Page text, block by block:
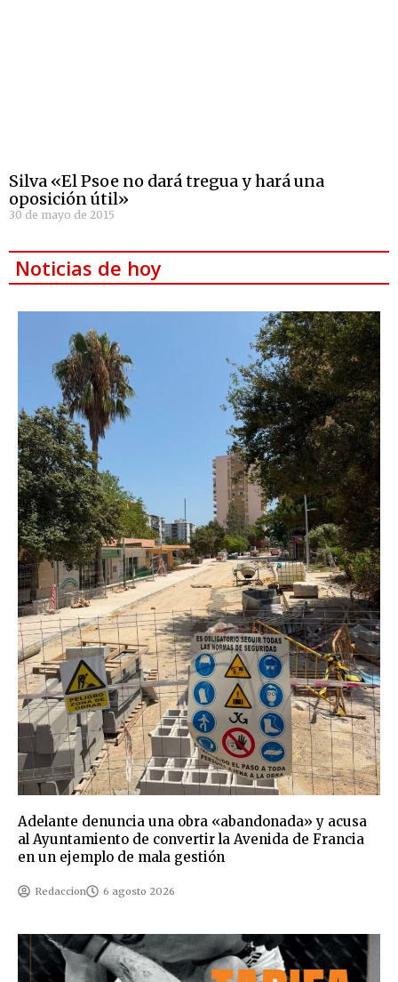
Silva «El Psoe no dará tregua y hará una
oposición útil»
30 de mayo de 2015
Noticias de hoy
Adelante denuncia una obra «abandonada» y acusa
al Ayuntamiento de convertir la Avenida de Francia
en un ejemplo de mala gestión
Redaccion 6 agosto 2026